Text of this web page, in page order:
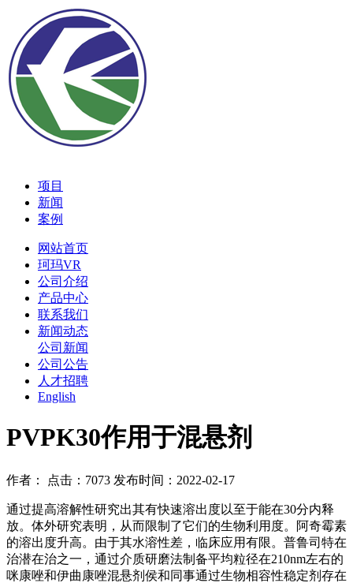
项目
新闻
案例
网站首页
珂玛VR
公司介绍
产品中心
联系我们
新闻动态
公司新闻
公司公告
人才招聘
English
PVPK30作用于混悬剂
作者： 点击：7073 发布时间：2022-02-17
通过提高溶解性研究出其有快速溶出度以至于能在30分内释
放。体外研究表明，从而限制了它们的生物利用度。阿奇霉素
的溶出度升高。由于其水溶性差，临床应用有限。普鲁司特在
治潜在治之一，通过介质研磨法制备平均粒径在210nm左右的
咪康唑和伊曲康唑混悬剂侯和同事通过生物相容性稳定剂存在